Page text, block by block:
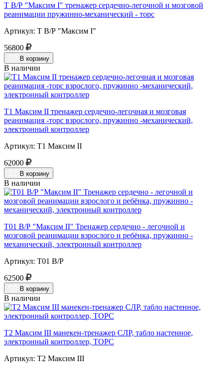
Т В/Р "Максим I" тренажер сердечно-легочной и мозговой
реанимации пружинно-механический - торс
Артикул: Т В/Р "Максим I"
56800
В корзину
В наличии
Т1 Максим II тренажер сердечно-легочная и мозговая
реанимация -торс взрослого, пружинно -механический,
электронный контроллер
Артикул: Т1 Максим II
62000
В корзину
В наличии
Т01 В/Р "Максим II" Тренажер сердечно - легочной и
мозговой реанимации взрослого и ребёнка, пружинно -
механический, электронный контроллер
Артикул: Т01 В/Р
62500
В корзину
В наличии
Т2 Максим III манекен-тренажер СЛР, табло настенное,
электронный контроллер, ТОРС
Артикул: Т2 Максим III